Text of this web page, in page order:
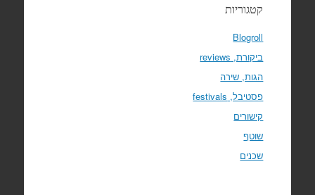
קטגוריות
Blogroll
ביקורת, reviews
הגות, שירה
פסטיבל, festivals
קישורים
שוטף
שכנים